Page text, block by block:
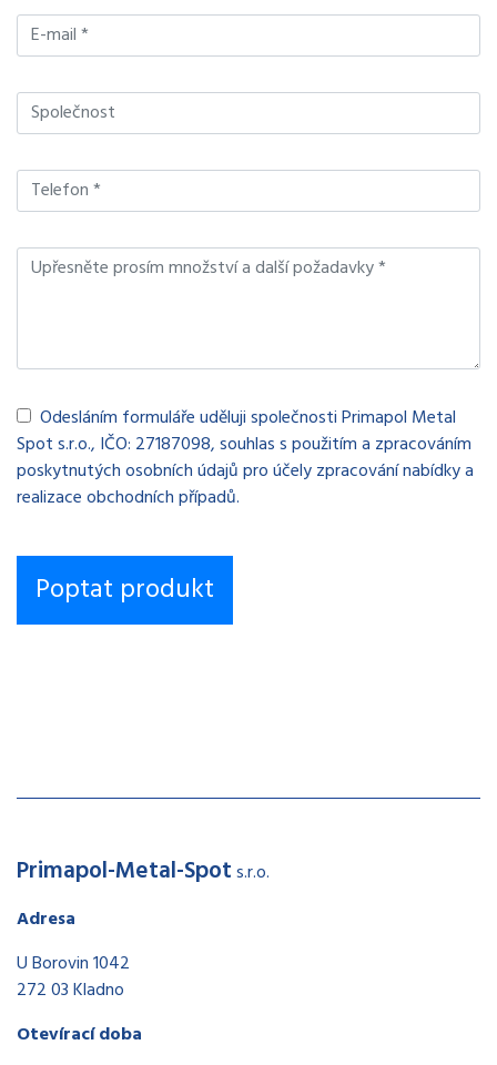
Odesláním formuláře uděluji společnosti Primapol Metal
Spot s.r.o., IČO: 27187098, souhlas s použitím a zpracováním
poskytnutých osobních údajů pro účely zpracování nabídky a
realizace obchodních případů.
Primapol-Metal-Spots.r.o.
Adresa
U Borovin 1042
272 03 Kladno
Otevírací doba